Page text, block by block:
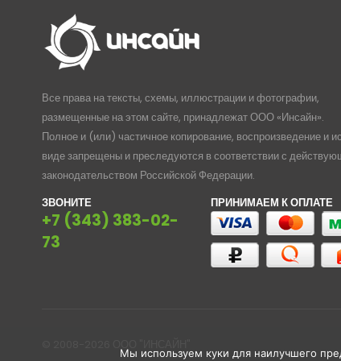
Все права на тексты, схемы, иллюстрации и фотографии,
размещенные на этом сайте, принадлежат ООО «Инсайн».
Полное и (или) частичное копирование, воспроизведение и
виде запрещены и преследуются в соответствии с
законодательством Российской Федерации.
ЗВОНИТЕ
+7 (343) 383-02-
73
ПРИНИМАЕМ К ОПЛАТЕ
Мы используем куки для наилучшего